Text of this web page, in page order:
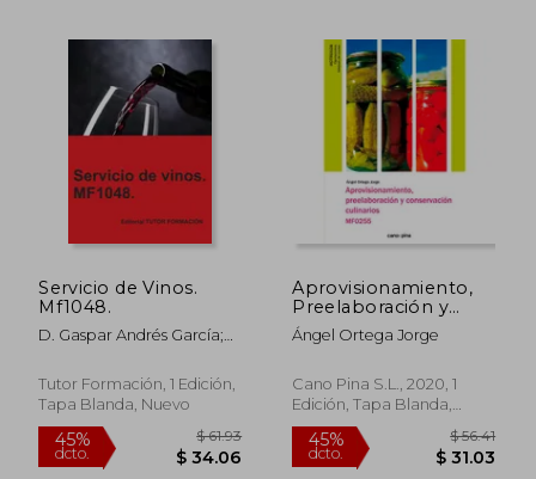
dcto. $ 66.55
Servicio de Vinos.
Mf1048.
D. Gaspar Andrés García;
Fernández Villafruela
Tutor Formación, 1 Edición,
Tapa Blanda, Nuevo
Aprovisionamiento,
Preelaboración y
Conservación. Mf0255
Ángel Ortega Jorge
Cano Pina S.L., 2020, 1
Edición, Tapa Blanda,
Nuevo